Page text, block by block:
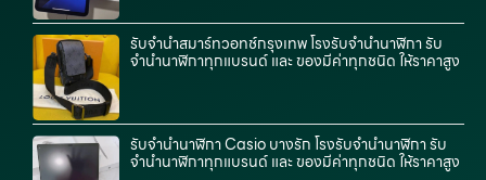
รับจำนำสมาร์ทวอทช์กรุงเทพ โรงรับจำนำนาฬิกา รับ
จำนำนาฬิกาทุกแบรนด์ และ ของมีค่าทุกชนิด ให้ราคาสูง
รับจํานํานาฬิกา Casio บางรัก โรงรับจำนำนาฬิกา รับ
จำนำนาฬิกาทุกแบรนด์ และ ของมีค่าทุกชนิด ให้ราคาสูง